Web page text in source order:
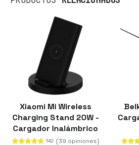
Xiaomi Mi Wireless
Charging Stand 20W -
Cargador Inalámbrico
142 (39 opiniones)